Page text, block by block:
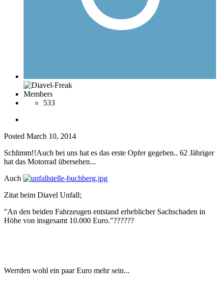
Members
533
Posted March 10, 2014
Schlimm!!Auch bei uns hat es das erste Opfer gegeben.. 62 Jähriger
hat das Motorrad übersehen...
Auch
Zitat beim Diavel Unfall;
"An den beiden Fahrzeugen entstand erheblicher Sachschaden in
Höhe von insgesamt 10.000 Euro."??????
Werrden wohl ein paar Euro mehr sein...